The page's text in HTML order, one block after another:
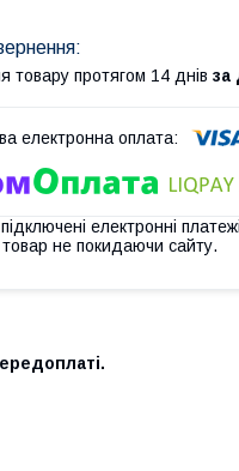
товару протягом 14 днів за
підключені електронні
не покидаючи сайту.